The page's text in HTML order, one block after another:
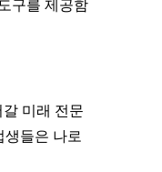
구를 제공함
미래 전문
생들은 나로